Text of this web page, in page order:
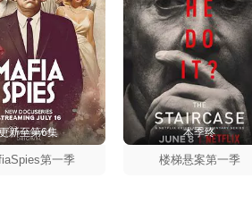
新至第6集
第一季
本季终
楼梯悬案第一季